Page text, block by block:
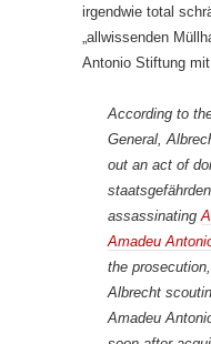
irgendwie total
„allwissenden
Antonio Stiftung
According to
General,
out an act of
assassinating
Amadeu
the
Albrecht
Amadeu